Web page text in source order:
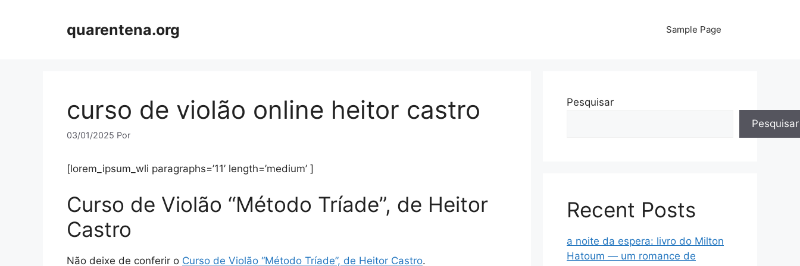
quarentena.org Sample Page
curso de violão online heitor castro
03/01/2025 Por
[lorem_ipsum_wli paragraphs=’11’ length=’medium’ ]
Curso de Violão “Método Tríade”, de Heitor
Castro
Não deixe de conferir o Curso de Violão “Método Tríade”, de Heitor Castro.
Pesquisar
Pesquisar
Recent Posts
a noite da espera: livro do Milton
Hatoum — um romance de